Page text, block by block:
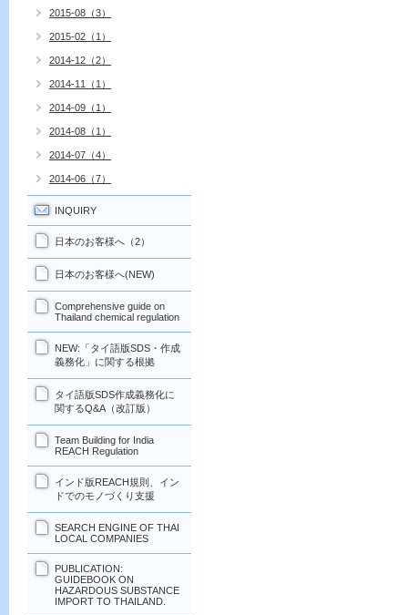
2015-08（3）
2015-02（1）
2014-12（2）
2014-11（1）
2014-09（1）
2014-08（1）
2014-07（4）
2014-06（7）
INQUIRY
日本のお客様へ（2）
日本のお客様へ(NEW)
Comprehensive guide on
Thailand chemical regulation
NEW:「タイ語版SDS・作成
義務化」に関する根拠
タイ語版SDS作成義務化に
関するQ&A（改訂版）
Team Building for India
REACH Regulation
インド版REACH規則、イン
ドでのモノづくり支援
SEARCH ENGINE OF THAI
LOCAL COMPANIES
PUBLICATION:
GUIDEBOOK ON
HAZARDOUS SUBSTANCE
IMPORT TO THAILAND.